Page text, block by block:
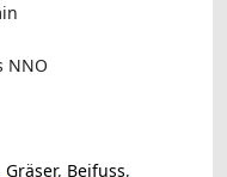
NNO
Gräser, Beifuss,